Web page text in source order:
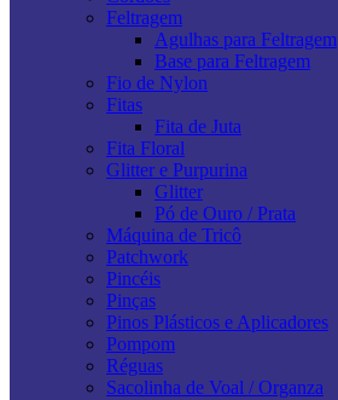
Feltragem
Agulhas para Feltragem
Base para Feltragem
Fio de Nylon
Fitas
Fita de Juta
Fita Floral
Glitter e Purpurina
Glitter
Pó de Ouro / Prata
Máquina de Tricô
Patchwork
Pincéis
Pinças
Pinos Plásticos e Aplicadores
Pompom
Réguas
Sacolinha de Voal / Organza